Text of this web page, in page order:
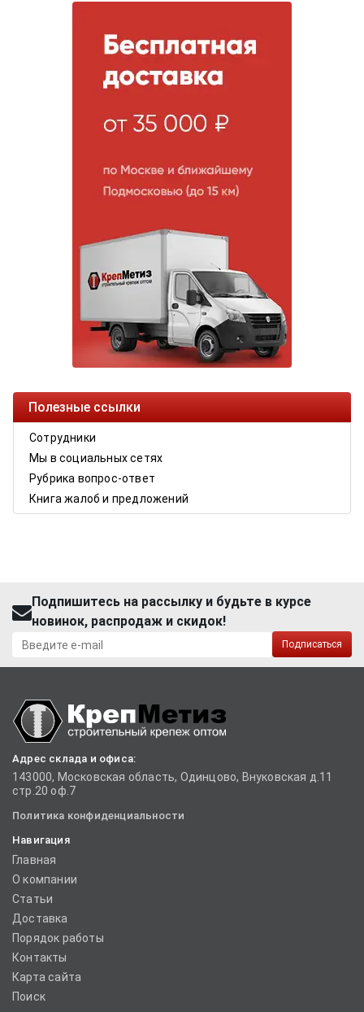
Полезные ссылки
Сотрудники
Мы в социальных сетях
Рубрика вопрос-ответ
Книга жалоб и предложений
Подпишитесь на рассылку и будьте в курсе
новинок, распродаж и скидок!
Подписаться
Адрес склада и офиса:
143000, Московская область, Одинцово, Внуковская д.11
стр.20 оф.7
Политика конфиденциальности
Навигация
Главная
О компании
Статьи
Доставка
Порядок работы
Контакты
Карта сайта
Поиск